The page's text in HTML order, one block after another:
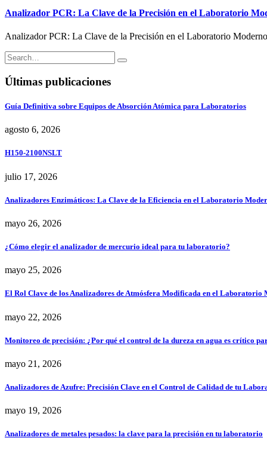
Analizador PCR: La Clave de la Precisión en el Laboratorio
Analizador PCR: La Clave de la Precisión en el Laboratorio
Últimas publicaciones
Guía Definitiva sobre Equipos de Absorción Atómica para Laboratorios
agosto 6, 2026
H150-2100NSLT
julio 17, 2026
Analizadores Enzimáticos: La Clave de la Eficiencia en el Laboratorio
mayo 26, 2026
¿Cómo elegir el analizador de mercurio ideal para tu laboratorio?
mayo 25, 2026
El Rol Clave de los Analizadores de Atmósfera Modificada en el Laboratorio
mayo 22, 2026
Monitoreo de precisión: ¿Por qué el control de la dureza en agua es crítico
mayo 21, 2026
Analizadores de Azufre: Precisión Clave en el Control de Calidad de tu
mayo 19, 2026
Analizadores de metales pesados: la clave para la precisión en tu laboratorio